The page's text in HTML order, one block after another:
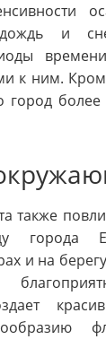
и
к ним.
город
также
города
и на